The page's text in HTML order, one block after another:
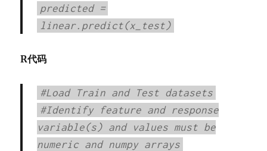
predicted =
linear.predict(x_test)
R代码
#Load Train and Test datasets
#Identify feature and response
variable(s) and values must be
numeric and numpy arrays